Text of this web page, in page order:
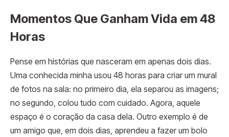
Momentos Que Ganham Vida em 48
Horas
Pense em histórias que nasceram em apenas dois dias.
Uma conhecida minha usou 48 horas para criar um mural
de fotos na sala: no primeiro dia, ela separou as imagens;
no segundo, colou tudo com cuidado. Agora, aquele
espaço é o coração da casa dela. Outro exemplo é de
um amigo que, em dois dias, aprendeu a fazer um bolo